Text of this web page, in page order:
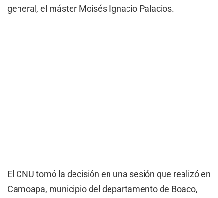
general, el máster Moisés Ignacio Palacios.
El CNU tomó la decisión en una sesión que realizó en
Camoapa, municipio del departamento de Boaco,